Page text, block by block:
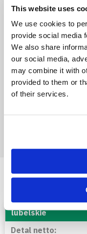
This website uses
We use cookies to
provide social media
We also share
our social media,
may combine it with
provided to them or
of their services.
03.2026 04.2026
1,600
1,700
ZAKsan -
lubelskie